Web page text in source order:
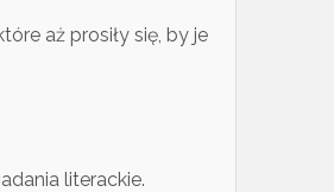
aż prosiły się, by je
literackie.